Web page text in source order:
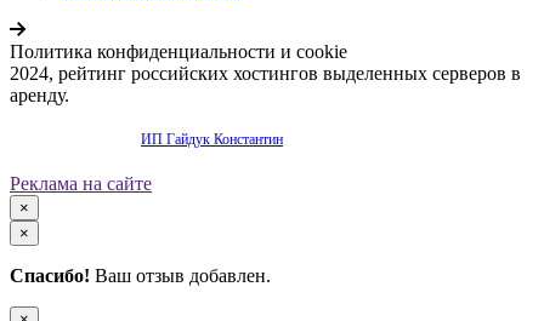
Политика конфиденциальности и cookie
2024, рейтинг российских хостингов выделенных серверов в
аренду.
ИП Гайдук Константин
Реклама на сайте
×
×
Спасибо! Ваш отзыв добавлен.